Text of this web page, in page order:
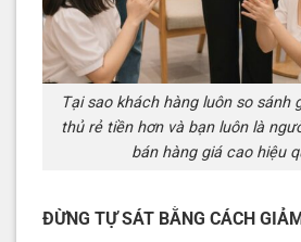
Tại sao khách hàng luôn so sánh
thủ rẻ tiền hơn và bạn luôn là
bán hàng giá cao hiệu
ĐỪNG TỰ SÁT BẰNG CÁCH